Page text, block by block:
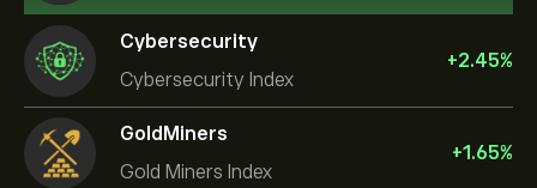
Cybersecurity
Cybersecurity Index
+2.45%
GoldMiners
Gold Miners Index
+1.65%